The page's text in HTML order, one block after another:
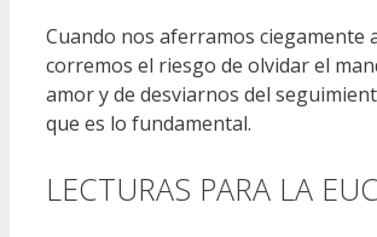
Cuando nos aferramos ciegamente
corremos el riesgo de olvidar el
amor y de desviarnos del
que es lo fundamental.
LECTURAS PARA LA